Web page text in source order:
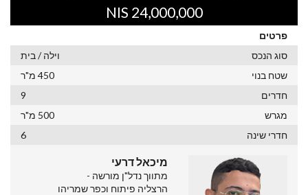
24,000,000 NIS
פרטים
סוג הנכס
וילה / בית
שטח בנוי
450 מ"ר
חדרים
9
מגרש
500 מ"ר
חדרי שינה
6
מיכאל דרעי
מתווך נדל"ן מורשה -
הרצליה פיתוח וכפר שמריהו